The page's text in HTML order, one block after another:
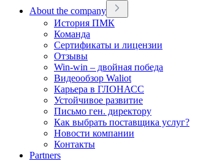
About the company
История ПМК
Команда
Сертификаты и лицензии
Отзывы
Win-win – двойная победа
Видеообзор Waliot
Карьера в ГЛОНАСС
Устойчивое развитие
Письмо ген. директору
Как выбрать поставщика услуг?
Новости компании
Контакты
Partners